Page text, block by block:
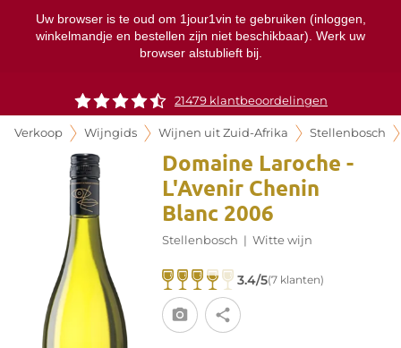
Uw browser is te oud om 1jour1vin te gebruiken (inloggen,
winkelmandje en bestellen zijn niet beschikbaar). Werk uw
browser alstublieft bij.
21479 klantbeoordelingen
Verkoop Wijngids Wijnen uit Zuid-Afrika Stellenbosch
Domaine Laroche -
L'Avenir Chenin
Blanc 2006
Stellenbosch | Witte wijn
3.4/5(7 klanten)